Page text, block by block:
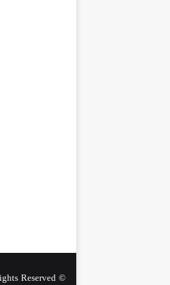
© Copyright 2026, All Rights Reserved |